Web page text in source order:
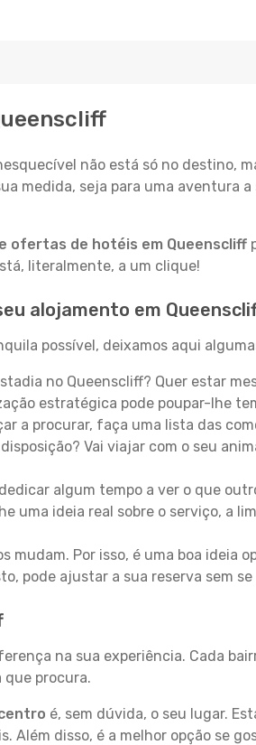
não está só no destino,
medida, seja para uma aventura
ofertas de hotéis em Queenscliff
literalmente, a um clique!
alojamento em
possível, deixamos aqui
no Queenscliff? Quer estar
estratégica pode poupar-lhe
a procurar, faça uma lista das
Vai viajar com o seu
algum tempo a ver o que
uma ideia real sobre o serviço, a
mudam. Por isso, é uma boa
pode ajustar a sua reserva sem
na sua experiência. Cada
que procura.
é, sem dúvida, o seu lugar.
Além disso, é a melhor opção se